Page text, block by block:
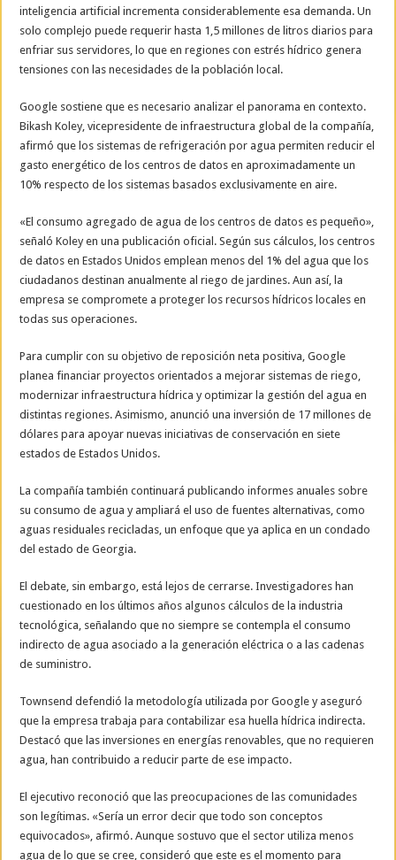
inteligencia artificial incrementa considerablemente esa demanda. Un
solo complejo puede requerir hasta 1,5 millones de litros diarios para
enfriar sus servidores, lo que en regiones con estrés hídrico genera
tensiones con las necesidades de la población local.
Google sostiene que es necesario analizar el panorama en contexto.
Bikash Koley, vicepresidente de infraestructura global de la compañía,
afirmó que los sistemas de refrigeración por agua permiten reducir el
gasto energético de los centros de datos en aproximadamente un
10% respecto de los sistemas basados exclusivamente en aire.
«El consumo agregado de agua de los centros de datos es pequeño»,
señaló Koley en una publicación oficial. Según sus cálculos, los centros
de datos en Estados Unidos emplean menos del 1% del agua que los
ciudadanos destinan anualmente al riego de jardines. Aun así, la
empresa se compromete a proteger los recursos hídricos locales en
todas sus operaciones.
Para cumplir con su objetivo de reposición neta positiva, Google
planea financiar proyectos orientados a mejorar sistemas de riego,
modernizar infraestructura hídrica y optimizar la gestión del agua en
distintas regiones. Asimismo, anunció una inversión de 17 millones de
dólares para apoyar nuevas iniciativas de conservación en siete
estados de Estados Unidos.
La compañía también continuará publicando informes anuales sobre
su consumo de agua y ampliará el uso de fuentes alternativas, como
aguas residuales recicladas, un enfoque que ya aplica en un condado
del estado de Georgia.
El debate, sin embargo, está lejos de cerrarse. Investigadores han
cuestionado en los últimos años algunos cálculos de la industria
tecnológica, señalando que no siempre se contempla el consumo
indirecto de agua asociado a la generación eléctrica o a las cadenas
de suministro.
Townsend defendió la metodología utilizada por Google y aseguró
que la empresa trabaja para contabilizar esa huella hídrica indirecta.
Destacó que las inversiones en energías renovables, que no requieren
agua, han contribuido a reducir parte de ese impacto.
El ejecutivo reconoció que las preocupaciones de las comunidades
son legítimas. «Sería un error decir que todo son conceptos
equivocados», afirmó. Aunque sostuvo que el sector utiliza menos
agua de lo que se cree, consideró que este es el momento para